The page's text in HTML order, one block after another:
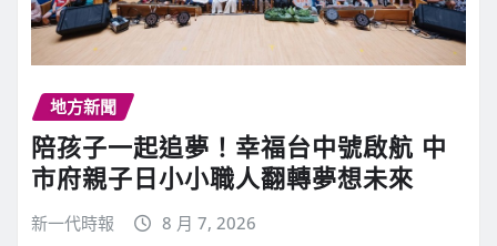
地方新聞
陪孩子一起追夢！幸福台中號啟航 中
市府親子日小小職人翻轉夢想未來
新一代時報 8 月 7, 2026